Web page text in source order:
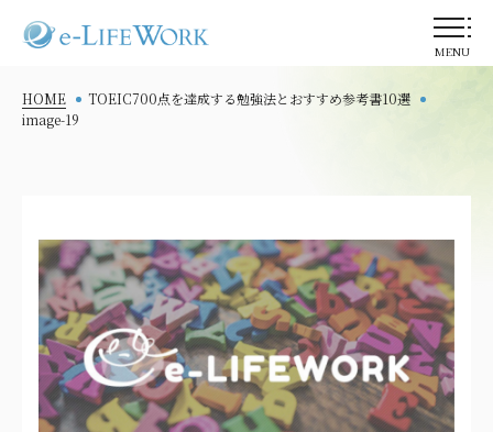
MENU
HOME
TOEIC700点を達成する勉強法とおすすめ参考書10選
image-19